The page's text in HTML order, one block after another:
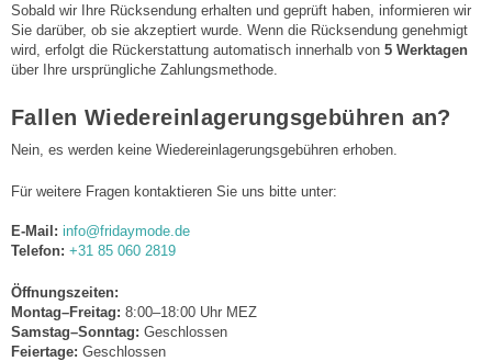
Sobald wir Ihre Rücksendung erhalten und geprüft haben, informieren wir
Sie darüber, ob sie akzeptiert wurde. Wenn die Rücksendung genehmigt
wird, erfolgt die Rückerstattung automatisch innerhalb von 5 Werktagen
über Ihre ursprüngliche Zahlungsmethode.
Fallen Wiedereinlagerungsgebühren an?
Nein, es werden keine Wiedereinlagerungsgebühren erhoben.
Für weitere Fragen kontaktieren Sie uns bitte unter:
E-Mail: info@fridaymode.de
Telefon: +31 85 060 2819
Öffnungszeiten:
Montag–Freitag: 8:00–18:00 Uhr MEZ
Samstag–Sonntag: Geschlossen
Feiertage: Geschlossen